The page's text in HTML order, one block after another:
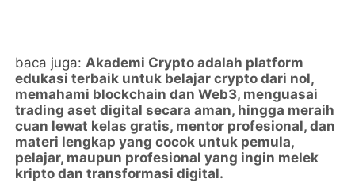
baca juga:Akademi Crypto adalah platform
edukasi terbaik untuk belajar crypto dari nol,
memahami blockchain dan Web3, menguasai
trading aset digital secara aman, hingga meraih
cuan lewat kelas gratis, mentor profesional, dan
materi lengkap yang cocok untuk pemula,
pelajar, maupun profesional yang ingin melek
kripto dan transformasi digital.